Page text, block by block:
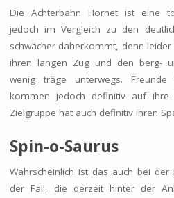
Die Achterbahn Hornet ist eine
jedoch im Vergleich zu den
schwächer daherkommt, denn
ihren langen Zug und den berg-
wenig träge unterwegs. Freunde
kommen jedoch definitiv auf ihre
Zielgruppe hat auch definitiv ihren
Spin-o-Saurus
Wahrscheinlich ist das auch bei der
der Fall, die derzeit hinter der